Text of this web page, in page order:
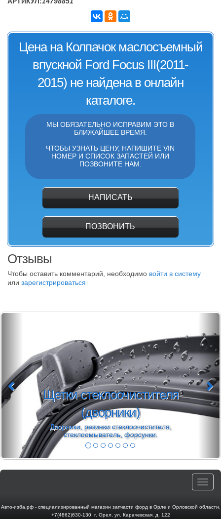
Цена на Колпачок маслосъемный
впускной Ford Focus III(2011-
2015) не найдена в онлайн
каталоге.
МЫ ОБЯЗАТЕЛЬНО ИСПРАВИМ ЭТО В
БЛИЖАЙШЕЕ ВРЕМЯ.
ЧТОБЫ УЗНАТЬ ЦЕНУ, НАПИШИТЕ VIN
НОМЕР И СПИСОК ЗАПАСТЕЙ ИЛИ
ПОЗВОНИТЕ НАМ.
НАПИСАТЬ
ПОЗВОНИТЬ
Отзывы
Чтобы оставить комментарий, необходимо войти в систему
или зарегистрироваться
Щетки стеклоочистителя
(дворники)
Дворники, резинки стеклоочистителя,
стеклоомыватель, форсунки.
Toggle
Авто-изба.рф - специализированный магазин запчасти форд в Орле и Орловской области.
+7(4862)630-130, г. Орел, ул. Карачевская, д. 122